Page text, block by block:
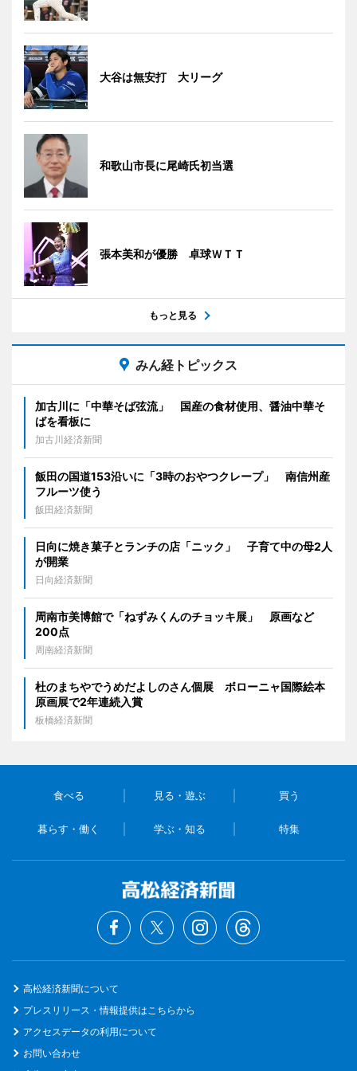
大谷は無安打 大リーグ
和歌山市長に尾崎氏初当選
張本美和が優勝 卓球ＷＴＴ
もっと見る
みん経トピックス
加古川に「中華そば弦流」 国産の食材使用、醤油中華そ
ばを看板に
加古川経済新聞
飯田の国道153沿いに「3時のおやつクレープ」 南信州産
フルーツ使う
飯田経済新聞
日向に焼き菓子とランチの店「ニック」 子育て中の母2人
が開業
日向経済新聞
周南市美博館で「ねずみくんのチョッキ展」 原画など
200点
周南経済新聞
杜のまちやでうめだよしのさん個展 ボローニャ国際絵本
原画展で2年連続入賞
板橋経済新聞
食べる 見る・遊ぶ 買う
暮らす・働く 学ぶ・知る 特集
高松経済新聞について
プレスリリース・情報提供はこちらから
アクセスデータの利用について
お問い合わせ